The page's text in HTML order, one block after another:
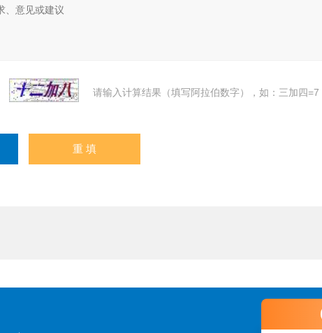
您好
服务
请输入计算结果（填写阿拉伯数字），如：三加四=7